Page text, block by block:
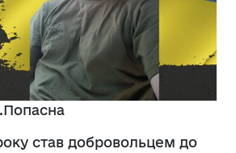
став добровольцем до